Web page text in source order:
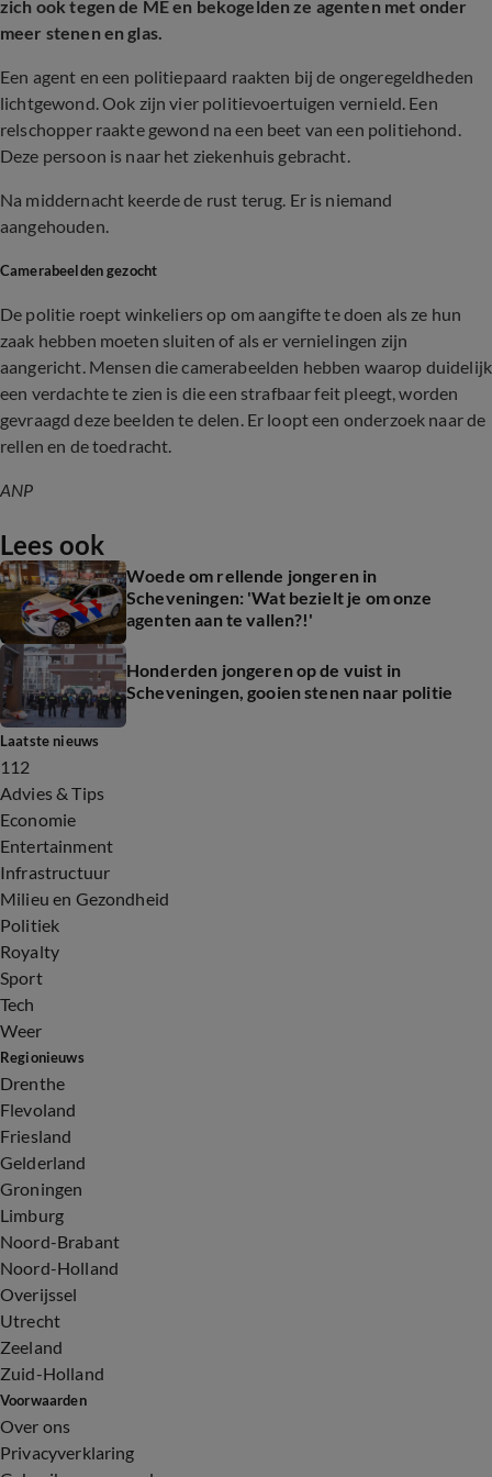
zich ook tegen de ME en bekogelden ze agenten met onder
meer stenen en glas.
Een agent en een politiepaard raakten bij de ongeregeldheden
lichtgewond. Ook zijn vier politievoertuigen vernield. Een
relschopper raakte gewond na een beet van een politiehond.
Deze persoon is naar het ziekenhuis gebracht.
Na middernacht keerde de rust terug. Er is niemand
aangehouden.
Camerabeelden gezocht
De politie roept winkeliers op om aangifte te doen als ze hun
zaak hebben moeten sluiten of als er vernielingen zijn
aangericht. Mensen die camerabeelden hebben waarop duidelijk
een verdachte te zien is die een strafbaar feit pleegt, worden
gevraagd deze beelden te delen. Er loopt een onderzoek naar de
rellen en de toedracht.
ANP
Lees ook
Woede om rellende jongeren in
Scheveningen: 'Wat bezielt je om onze
agenten aan te vallen?!'
Honderden jongeren op de vuist in
Scheveningen, gooien stenen naar politie
Laatste nieuws
112
Advies & Tips
Economie
Entertainment
Infrastructuur
Milieu en Gezondheid
Politiek
Royalty
Sport
Tech
Weer
Regionieuws
Drenthe
Flevoland
Friesland
Gelderland
Groningen
Limburg
Noord-Brabant
Noord-Holland
Overijssel
Utrecht
Zeeland
Zuid-Holland
Voorwaarden
Over ons
Privacyverklaring